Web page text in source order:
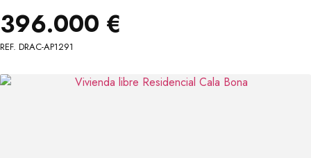
396.000 €
REF. DRAC-AP1291